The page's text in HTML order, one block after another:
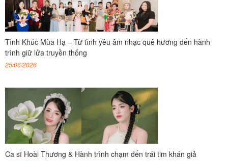
Tình Khúc Mùa Hạ – Từ tình yêu âm nhạc quê hương đến hành
trình giữ lửa truyền thống
25/06/2026
Ca sĩ Hoài Thương & Hành trình chạm đến trái tim khán giả